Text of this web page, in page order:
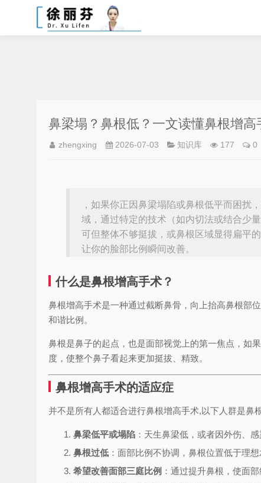
鼻梁塌？鼻根低？一文读懂鼻根增高
zhengxing 2026-07-03 知识库 177 0
，如果你正因鼻梁塌陷或鼻根低平而困扰
域，通过特定的技术（如内切法或结合少
可但整体不够挺拔，或鼻根区域显得扁平
让你的脸部比例瞬间改善。
什么是鼻根增高手术？
鼻根增高手术是一种通过截断鼻骨，向上抬高鼻根部
和谐比例。
鼻根是鼻子的起点，也是面部视觉上的第一焦点，如
度，使整个鼻子看起来更加挺拔、精致。
鼻根增高手术的适应症
并不是所有人都适合进行鼻根增高手术,以下人群是鼻
鼻梁低平或塌陷 ：天生鼻梁低，或者因外伤、
鼻根过低 ：面部比例不协调，鼻根位置低于理
希望改善面部三庭比例 ：通过提升鼻根，使面